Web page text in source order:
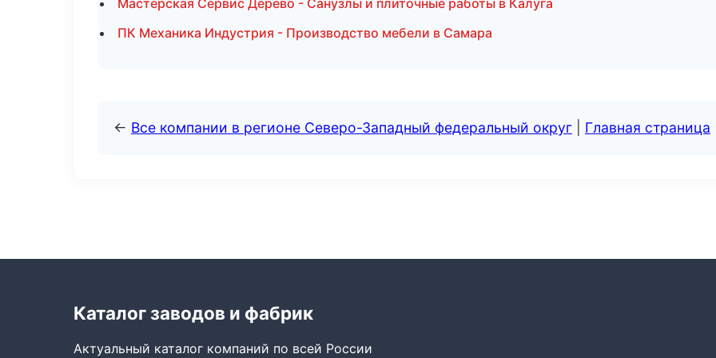
Мастерская Сервис Дерево - Санузлы и плиточные работы в Калуга
ПК Механика Индустрия - Производство мебели в Самара
← Все компании в регионе Северо-Западный федеральный округ Главная страница
Каталог заводов и фабрик
Актуальный каталог компаний по всей России